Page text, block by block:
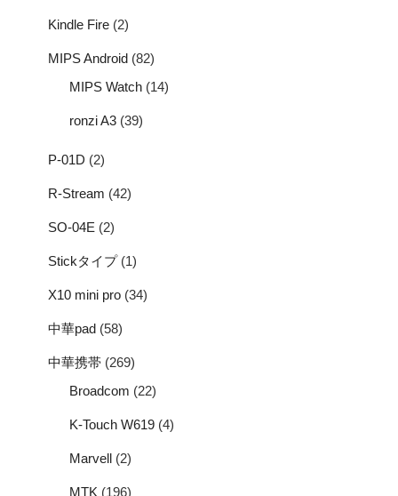
Kindle Fire (2)
MIPS Android (82)
MIPS Watch (14)
ronzi A3 (39)
P-01D (2)
R-Stream (42)
SO-04E (2)
Stickタイプ(1)
X10 mini pro (34)
中華pad (58)
中華携帯 (269)
Broadcom (22)
K-Touch W619 (4)
Marvell (2)
MTK (196)